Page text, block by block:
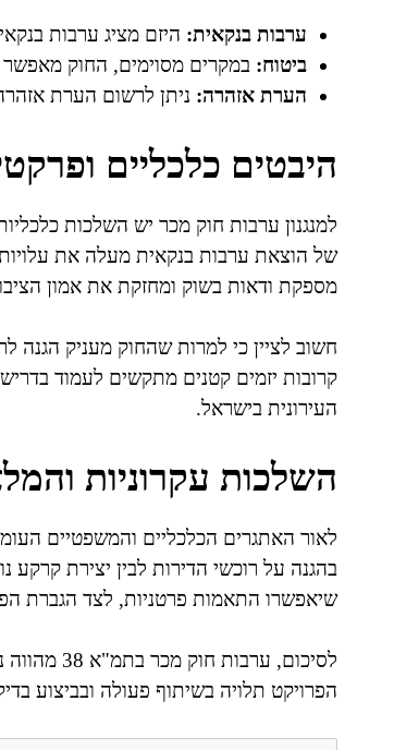
ערבות בנקאית: היזם מציג ערבות
ביטוח: במקרים מסוימים, החוק
הערת אזהרה: ניתן לרשום הערת
היבטים כלכליים
למנגנון ערבות חוק מכר יש השלכות
של הוצאת ערבות בנקאית מעלה את
מספקת ודאות בשוק ומחזקת את אמון
חשוב לציין כי למרות שהחוק מעניק הגנה
קרובות יזמים קטנים מתקשים לעמוד
העירונית בישראל.
השלכות עקרוניות
לאור האתגרים הכלכליים והמשפטיים
שיאפשרו התאמות פרטניות, לצד הגברת
לסיכום,
הפרויקט תלויה בשיתוף פעולה ובביצוע